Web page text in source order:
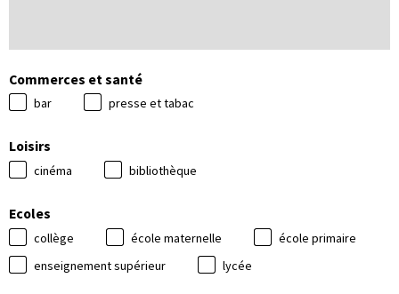
Commerces et santé
bar presse et tabac
Loisirs
cinéma bibliothèque
Ecoles
collège école maternelle
école primaire
enseignement supérieur
lycée